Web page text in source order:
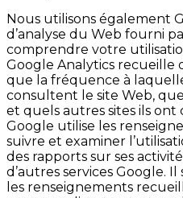
Nous utilisons également
d’analyse du Web fourni
comprendre votre
Google Analytics recueille
que la fréquence à
consultent le site Web,
et quels autres sites ils
Google utilise les
suivre et examiner
des rapports sur ses
d’autres services Google.
les renseignements